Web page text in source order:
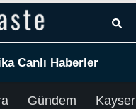
Canlı Haberler
Gündem